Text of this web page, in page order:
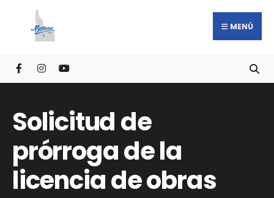
MENÚ
Solicitud de
prórroga de la
licencia de obras